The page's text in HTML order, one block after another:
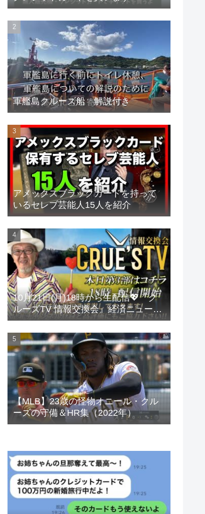
軍艦島クルーズ船 解説付き
アメックスブラックカードを持って
いるセレブ芸能人15人を紹介
10月21日(月)18時から生配信💖『ク
ルーズTV 情報交換会』経済ニュース
投資 株式市場 新NISA 投資信託 仮想
通貨 ビットコイン 不動産投資 為替
ベトナムドン イラクディナール
【MLB】23歳の怪物オニール・クル
ーズの守備＆HR集（2022年）